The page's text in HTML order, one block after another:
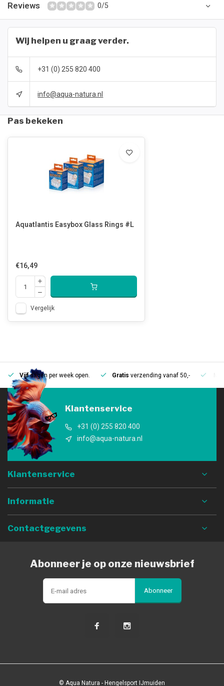
Reviews 0/5
Wij helpen u graag verder.
+31 (0) 255 820 400
info@aqua-natura.nl
Pas bekeken
Aquatlantis Easybox Glass Rings #L
€16,49
Vergelijk
Vijfdagen per week open. Gratis verzending vanaf 50,-
Klantenservice
+31 (0) 255 820 400
info@aqua-natura.nl
Klantenservice
Informatie
Contactgegevens
Abonneer je op onze nieuwsbrief
Abonneer
© Aqua Natura - Hengelsport IJmuiden